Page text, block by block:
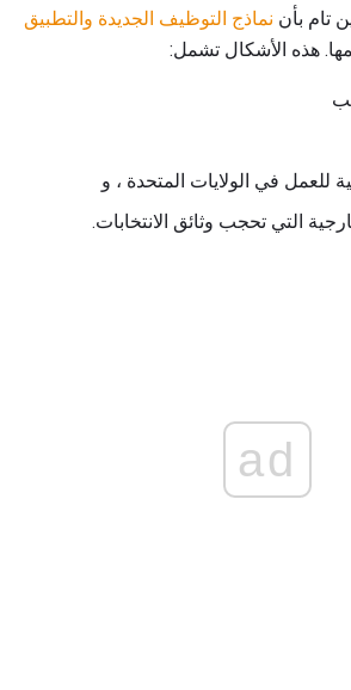
تام بأن نماذج التوظيف الجديدة والتطبيق
هذه الأشكال تشمل:
التي تحجب وثائق الانتخابات.
ad